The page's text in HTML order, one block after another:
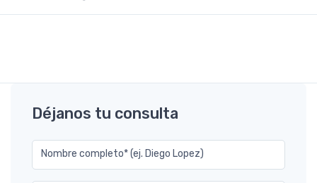
Déjanos tu consulta
Nombre completo* (ej. Diego Lopez)